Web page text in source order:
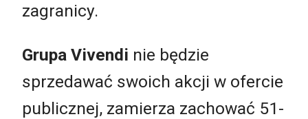
zagranicy.
Grupa Vivendi nie będzie
sprzedawać swoich akcji w ofercie
publicznej, zamierza zachować 51-